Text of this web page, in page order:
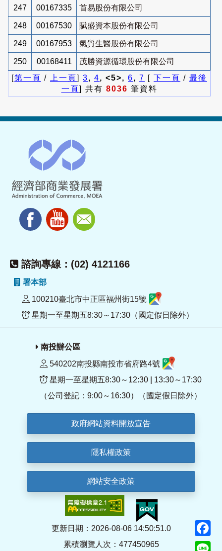
247 00167335 首易股份有限公司
248 00167530 賦盛資本股份有限公司
249 00167953 氣質生醫股份有限公司
250 00168411
茂勝資源循環股份有限公司
[第一頁 / 上一頁] 3, 4, <5>, 6, 7 [ 下一頁 / 最後
一頁] 共有 8036 筆資料
諮詢專線：(02) 4121166
署本部
100210臺北市中正區福州街15號
星期一至星期五8:30～17:30（國定假日除外）
南投辦公區
540202南投縣南投市省府路4號
星期一至星期五8:30～12:30 | 13:30～17:30
（公司登記：9:00～16:30）（國定假日除外）
政府網站資料開放宣告
隱私權政策
網站安全政策
更新日期：2026-08-06 14:50:51.0
累積瀏覽人次：477450965